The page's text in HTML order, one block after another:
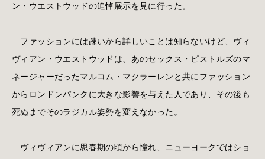
ン・ウエストウッドの追悼展示を見に行った。
ファッションには疎いから詳しいことは知らないけど、ヴィ
ヴィアン・ウエストウッドは、あのセックス・ピストルズのマ
ネージャーだったマルコム・マクラーレンと共にファッション
からロンドンパンクに大きな影響を与えた人であり、その後も
死ぬまでそのラジカル姿勢を変えなかった。
ヴィヴィアンに思春期の頃から憧れ、ニューヨークではショ